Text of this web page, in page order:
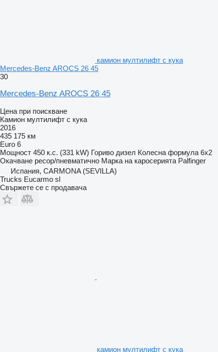
камион мултилифт с кука
Mercedes-Benz AROCS 26 45
30
Mercedes-Benz AROCS 26 45
Цена при поискване
Камион мултилифт с кука
2016
435 175 км
Euro 6
Мощност 450 к.с. (331 kW) Гориво дизел Колесна формула 6x2
Окачване ресор/пневматично Марка на каросерията Palfinger
Испания, CARMONA (SEVILLA)
Trucks Eucarmo sl
Свържете се с продавача
камион мултилифт с кука